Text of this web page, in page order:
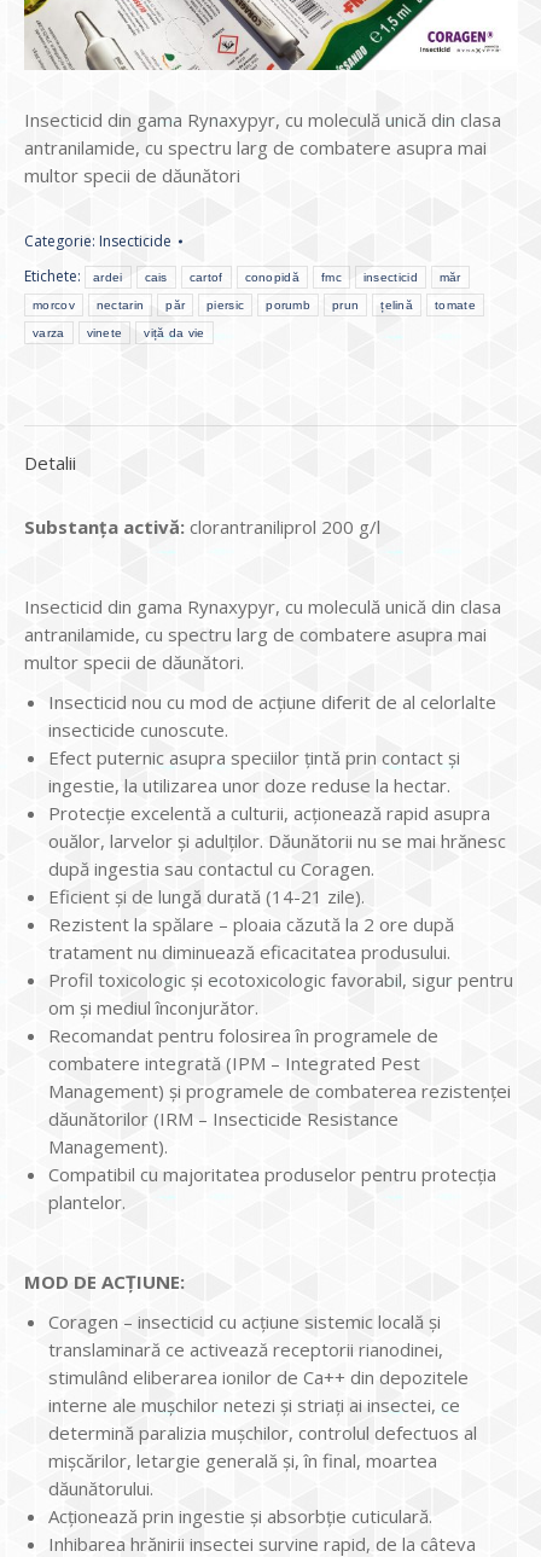
Insecticid din gama Rynaxypyr, cu moleculă unică din clasa
antranilamide, cu spectru larg de combatere asupra mai
multor specii de dăunători
Categorie: Insecticide
Etichete:
ardei cais cartof conopidă fmc insecticid măr
morcov nectarin păr piersic porumb prun țelină tomate
varza vinete viță da vie
Detalii
Substanţa activă: clorantraniliprol 200 g/l
Insecticid din gama Rynaxypyr, cu moleculă unică din clasa
antranilamide, cu spectru larg de combatere asupra mai
multor specii de dăunători.
Insecticid nou cu mod de acţiune diferit de al celorlalte
insecticide cunoscute.
Efect puternic asupra speciilor ţintă prin contact și
ingestie, la utilizarea unor doze reduse la hectar.
Protecţie excelentă a culturii, acţionează rapid asupra
ouălor, larvelor și adulţilor. Dăunătorii nu se mai hrănesc
după ingestia sau contactul cu Coragen.
Eficient și de lungă durată (14-21 zile).
Rezistent la spălare – ploaia căzută la 2 ore după
tratament nu diminuează eficacitatea produsului.
Profil toxicologic și ecotoxicologic favorabil, sigur pentru
om și mediul înconjurător.
Recomandat pentru folosirea în programele de
combatere integrată (IPM – Integrated Pest
Management) și programele de combaterea rezistenţei
dăunătorilor (IRM – Insecticide Resistance
Management).
Compatibil cu majoritatea produselor pentru protecţia
plantelor.
MOD DE ACŢIUNE:
Coragen – insecticid cu acţiune sistemic locală și
translaminară ce activează receptorii rianodinei,
stimulând eliberarea ionilor de Ca++ din depozitele
interne ale mușchilor netezi și striaţi ai insectei, ce
determină paralizia mușchilor, controlul defectuos al
mișcărilor, letargie generală și, în final, moartea
dăunătorului.
Acţionează prin ingestie și absorbţie cuticulară.
Inhibarea hrănirii insectei survine rapid, de la câteva